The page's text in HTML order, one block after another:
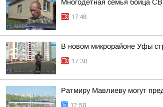
Многодетная семья бойца
17:48
В новом микрорайоне Уфы
17:30
Ратмиру Мавлиеву могут
12:50